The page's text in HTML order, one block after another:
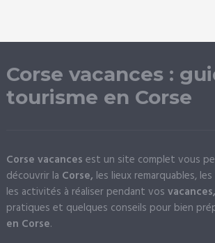
Corse vacances :
tourisme en Corse
Corse vacances est un site complet vous
découvrir la Corse, les lieux remarquables,
les activités à réaliser pendant vos vacances,
pratiques et quelques conseils pour bien
en Corse.